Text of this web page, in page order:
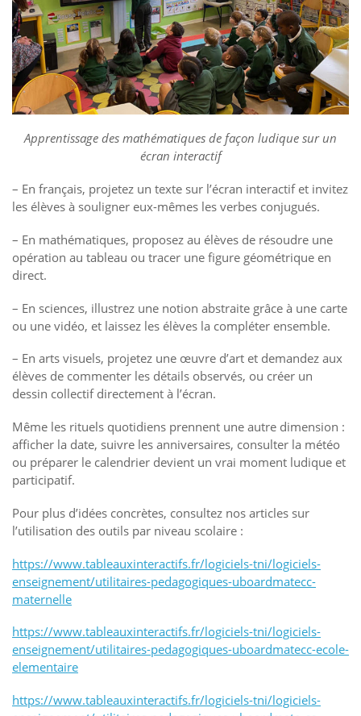
Apprentissage des mathématiques de façon ludique sur un
écran interactif
– En français, projetez un texte sur l’écran interactif et invitez
les élèves à souligner eux-mêmes les verbes conjugués.
– En mathématiques, proposez au élèves de résoudre une
opération au tableau ou tracer une figure géométrique en
direct.
– En sciences, illustrez une notion abstraite grâce à une carte
ou une vidéo, et laissez les élèves la compléter ensemble.
– En arts visuels, projetez une œuvre d’art et demandez aux
élèves de commenter les détails observés, ou créer un
dessin collectif directement à l’écran.
Même les rituels quotidiens prennent une autre dimension :
afficher la date, suivre les anniversaires, consulter la météo
ou préparer le calendrier devient un vrai moment ludique et
participatif.
Pour plus d’idées concrètes, consultez nos articles sur
l’utilisation des outils par niveau scolaire :
https://www.tableauxinteractifs.fr/logiciels-tni/logiciels-
enseignement/utilitaires-pedagogiques-uboardmatecc-
maternelle
https://www.tableauxinteractifs.fr/logiciels-tni/logiciels-
enseignement/utilitaires-pedagogiques-uboardmatecc-ecole-
elementaire
https://www.tableauxinteractifs.fr/logiciels-tni/logiciels-